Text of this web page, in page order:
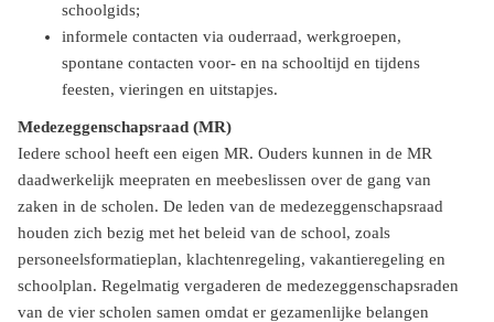
schoolgids;
informele contacten via ouderraad, werkgroepen,
spontane contacten voor- en na schooltijd en tijdens
feesten, vieringen en uitstapjes.
Medezeggenschapsraad (MR)
Iedere school heeft een eigen MR. Ouders kunnen in de MR
daadwerkelijk meepraten en meebeslissen over de gang van
zaken in de scholen. De leden van de medezeggenschapsraad
houden zich bezig met het beleid van de school, zoals
personeelsformatieplan, klachtenregeling, vakantieregeling en
schoolplan. Regelmatig vergaderen de medezeggenschapsraden
van de vier scholen samen omdat er gezamenlijke belangen